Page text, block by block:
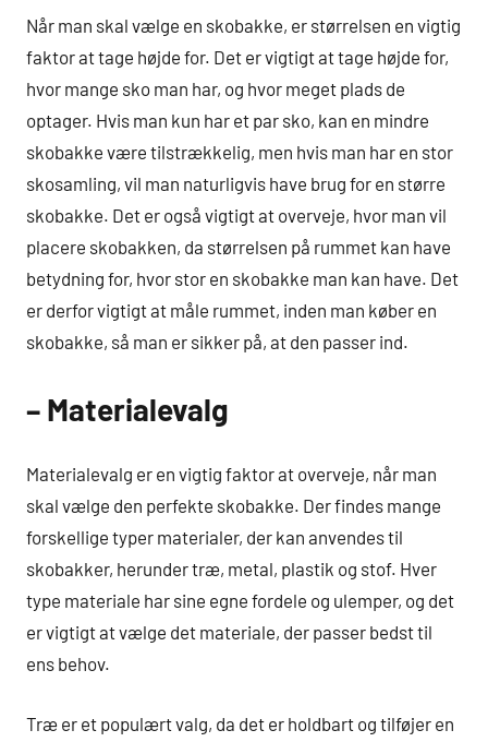
Når man skal vælge en skobakke, er størrelsen en vigtig
faktor at tage højde for. Det er vigtigt at tage højde for,
hvor mange sko man har, og hvor meget plads de
optager. Hvis man kun har et par sko, kan en mindre
skobakke være tilstrækkelig, men hvis man har en stor
skosamling, vil man naturligvis have brug for en større
skobakke. Det er også vigtigt at overveje, hvor man vil
placere skobakken, da størrelsen på rummet kan have
betydning for, hvor stor en skobakke man kan have. Det
er derfor vigtigt at måle rummet, inden man køber en
skobakke, så man er sikker på, at den passer ind.
– Materialevalg
Materialevalg er en vigtig faktor at overveje, når man
skal vælge den perfekte skobakke. Der findes mange
forskellige typer materialer, der kan anvendes til
skobakker, herunder træ, metal, plastik og stof. Hver
type materiale har sine egne fordele og ulemper, og det
er vigtigt at vælge det materiale, der passer bedst til
ens behov.
Træ er et populært valg, da det er holdbart og tilføjer en